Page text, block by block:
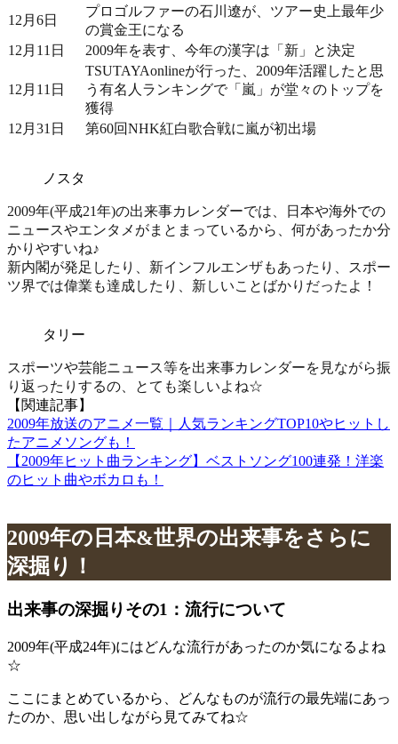
12月6日
プロゴルファーの石川遼が、ツアー史上最年少
の賞金王になる
12月11日
2009年を表す、今年の漢字は「新」と決定
12月11日
TSUTAYAonlineが行った、2009年活躍したと思
う有名人ランキングで「嵐」が堂々のトップを
獲得
12月31日
第60回NHK紅白歌合戦に嵐が初出場
ノスタ
2009年(平成21年)の出来事カレンダーでは、日本や海外での
ニュースやエンタメがまとまっているから、何があったか分
かりやすいね♪
新内閣が発足したり、新インフルエンザもあったり、スポー
ツ界では偉業も達成したり、新しいことばかりだったよ！
タリー
スポーツや芸能ニュース等を出来事カレンダーを見ながら振
り返ったりするの、とても楽しいよね☆
【関連記事】
2009年放送のアニメ一覧｜人気ランキングTOP10やヒットし
たアニメソングも！
【2009年ヒット曲ランキング】ベストソング100連発！洋楽
のヒット曲やボカロも！
2009年の日本&世界の出来事をさらに
深掘り！
出来事の深掘りその1：流行について
2009年(平成24年)にはどんな流行があったのか気になるよね
☆
ここにまとめているから、どんなものが流行の最先端にあっ
たのか、思い出しながら見てみてね☆